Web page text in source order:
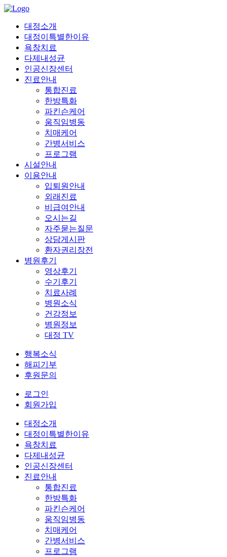
대정소개
대정이특별한이유
욕창치료
다제내성균
인공신장센터
진료안내
통합진료
한방특화
파킨슨케어
움직임병동
치매케어
간병서비스
프로그램
시설안내
이용안내
입퇴원안내
외래진료
비급여안내
오시는길
자주묻는질문
상담게시판
환자권리장전
병원후기
영상후기
수기후기
치료사례
병원소식
건강정보
병원정보
대정 TV
행복소식
해피기부
후원문의
로그인
회원가입
대정소개
대정이특별한이유
욕창치료
다제내성균
인공신장센터
진료안내
통합진료
한방특화
파킨슨케어
움직임병동
치매케어
간병서비스
프로그램